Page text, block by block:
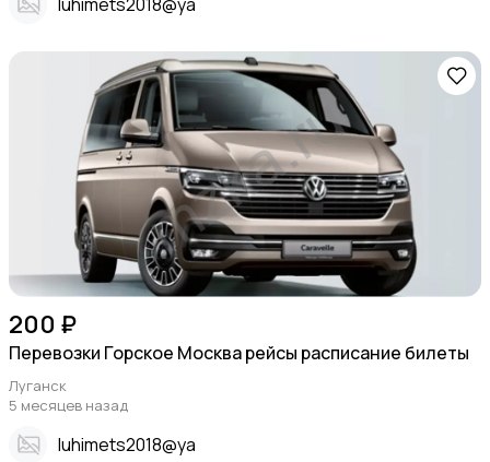
200 ₽
Перевозки Горское Москва рейсы расписание билеты
Луганск
5 месяцев назад
Iuhimets2018@ya